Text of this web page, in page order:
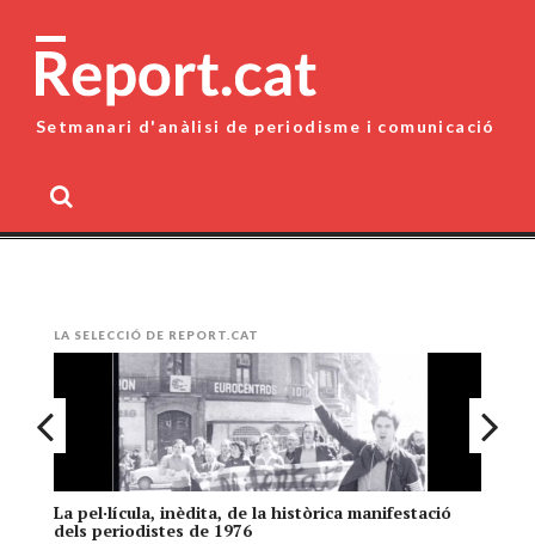
content
Setmanari d'anàlisi de periodisme i comunicació
LA SELECCIÓ DE REPORT.CAT
La pel·lícula, inèdita, de la històrica manifestació
dels periodistes de 1976